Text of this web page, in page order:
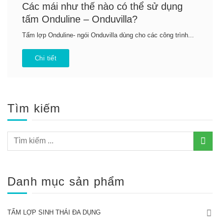
Các mái như thế nào có thể sử dụng
tấm Onduline – Onduvilla?
Tấm lợp Onduline- ngói Onduvilla dùng cho các công trình...
Chi tiết
Tìm kiếm
Danh mục sản phẩm
TẤM LỢP SINH THÁI ĐA DỤNG